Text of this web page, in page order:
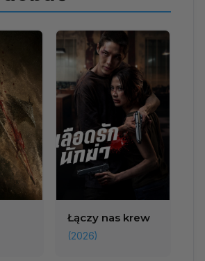
Łączy nas krew
(2026)